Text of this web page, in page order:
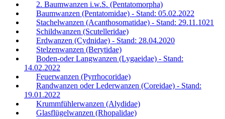
2. Baumwanzen i.w.S. (Pentatomorpha)
Baumwanzen (Pentatomidae) - Stand: 05.02.2022
Stachelwanzen (Acanthosomatidae) - Stand: 29.11.1021
Schildwanzen (Scutelleridae)
Erdwanzen (Cydnidae) - Stand: 28.04.2020
Stelzenwanzen (Berytidae)
Boden-oder Langwanzen (Lygaeidae) - Stand:
14.02.2022
Feuerwanzen (Pyrrhocoridae)
Randwanzen oder Lederwanzen (Coreidae) - Stand:
19.01.2022
Krummfühlerwanzen (Alydidae)
Glasflügelwanzen (Rhopalidae)